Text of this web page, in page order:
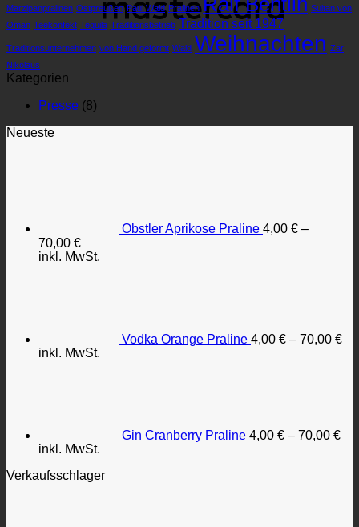
Marzipanpralinen Ostpreußen Paul Wald Pralinen
Sul­tan von
Oman Teekonfekt Tequila Traditionsbetrieb Tradition seit 1947
Traditionsunternehmen von Hand ge­formt Wald Weihnachten Zar
Nikolaus
Kategorien
Presse (8)
Neueste
Obstler Aprikose Praline 4,00 € –
70,00 €
inkl. MwSt.
Vodka Orange Praline 4,00 € – 70,00 €
inkl. MwSt.
Gin Cranberry Praline 4,00 € – 70,00 €
inkl. MwSt.
Verkaufsschlager